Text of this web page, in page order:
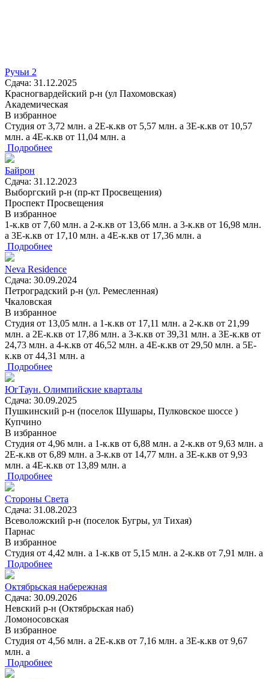
Ручьи 2
Сдача: 31.12.2025
Красногвардейский р-н (ул Пахомовская)
Академическая
В избранное
Студия от 3,72 млн. a 2Е-к.кв от 5,57 млн. a 3Е-к.кв от 10,57
млн. a 4Е-к.кв от 11,04 млн. a
Подробнее
Байрон
Сдача: 31.12.2023
Выборгский р-н (пр-кт Просвещения)
Проспект Просвещения
В избранное
1-к.кв от 7,60 млн. a 2-к.кв от 13,66 млн. a 3-к.кв от 16,98 млн.
a 3Е-к.кв от 17,10 млн. a 4Е-к.кв от 17,36 млн. a
Подробнее
Neva Residence
Сдача: 30.09.2024
Петроградский р-н (ул. Ремесленная)
Чкаловская
В избранное
Студия от 13,05 млн. a 1-к.кв от 17,11 млн. a 2-к.кв от 21,99
млн. a 2Е-к.кв от 17,86 млн. a 3-к.кв от 39,31 млн. a 3Е-к.кв от
24,73 млн. a 4-к.кв от 46,52 млн. a 4Е-к.кв от 29,50 млн. a 5Е-
к.кв от 44,31 млн. a
Подробнее
ЮгТаун. Олимпийские кварталы
Сдача: 30.09.2025
Пушкинский р-н (поселок Шушары, Пулковское шоссе )
Купчино
В избранное
Студия от 4,96 млн. a 1-к.кв от 6,88 млн. a 2-к.кв от 9,63 млн. a
2Е-к.кв от 6,89 млн. a 3-к.кв от 14,77 млн. a 3Е-к.кв от 9,93
млн. a 4Е-к.кв от 13,89 млн. a
Подробнее
Стороны Света
Сдача: 31.08.2023
Всеволожский р-н (поселок Бугры, ул Тихая)
Парнас
В избранное
Студия от 4,42 млн. a 1-к.кв от 5,15 млн. a 2-к.кв от 7,91 млн. a
Подробнее
Октябрьская набережная
Сдача: 30.09.2026
Невский р-н (Октябрьская наб)
Ломоносовская
В избранное
Студия от 4,56 млн. a 2Е-к.кв от 7,16 млн. a 3Е-к.кв от 9,67
млн. a
Подробнее